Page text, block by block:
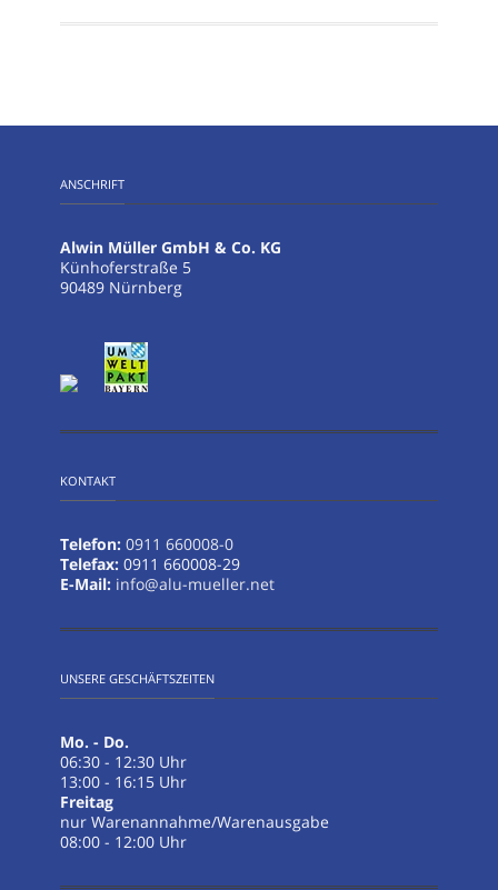
ANSCHRIFT
Alwin Müller GmbH & Co. KG
Künhoferstraße 5
90489 Nürnberg
KONTAKT
Telefon: 0911 660008-0
Telefax: 0911 660008-29
E-Mail: info@alu-mueller.net
UNSERE GESCHÄFTSZEITEN
Mo. - Do.
06:30 - 12:30 Uhr
13:00 - 16:15 Uhr
Freitag
nur Warenannahme/Warenausgabe
08:00 - 12:00 Uhr